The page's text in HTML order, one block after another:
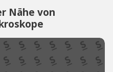
Nähe von